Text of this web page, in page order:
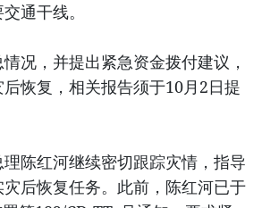
通干线。
况，并提出紧急资金拨付建议，
恢复，相关报告须于10月2日提
陈红河继续密切跟踪灾情，指导
后恢复任务。此前，陈红河已于